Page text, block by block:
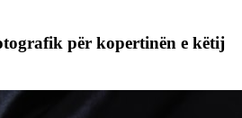
për kopertinën e këtij